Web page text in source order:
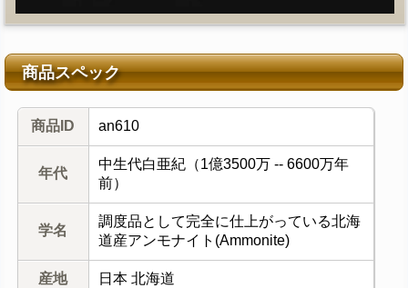
商品スペック
商品ID an610
年代
中生代白亜紀（1億3500万 -- 6600万年
前）
学名
調度品として完全に仕上がっている北海
道産アンモナイト(Ammonite)
産地 日本 北海道